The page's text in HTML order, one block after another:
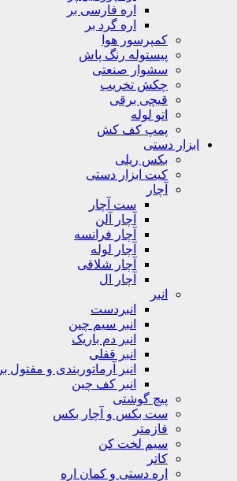
اره فارسی بر
اره گرد بر
کمپرسور هوا
پیستوله رنگ پاش
سشوار صنعتی
چکش تخریب
قیچی برقی
اتو لوله
پمپ کف کش
ابزار دستی
بکس ریلی
کیت ابزار دستی
آچار
ست آچار
آچار آلن
آچار فرانسه
آچار لوله
آچار شلاقی
آچار ال
انبر
انبردست
انبر سیم چین
انبر دم باریک
انبر قفلی
انبر آرماتوربندی و مفتول بر
انبر کف چین
پیچ گوشتی
ست بکس و آچار بکس
فازمتر
سیم لخت کن
کاتر
اره دستی و کمان اره